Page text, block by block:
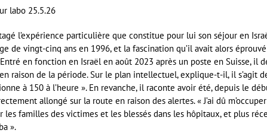
l’expérience particulière que constitue pour lui son séjour en
de vingt-cinq ans en 1996, et la fascination qu’il avait alors
en fonction en Israël en août 2023 après un poste en Suisse, il
raison de la période. Sur le plan intellectuel, explique-t-il, il s’agit
à 150 à l’heure ». En revanche, il raconte avoir été, depuis le
allongé sur la route en raison des alertes. « J’ai dû
les familles des victimes et les blessés dans les hôpitaux, et plus
».